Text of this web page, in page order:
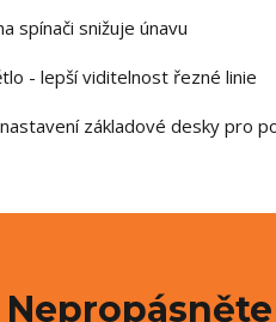
spínači snižuje únavu
- lepší viditelnost řezné linie
základové desky pro